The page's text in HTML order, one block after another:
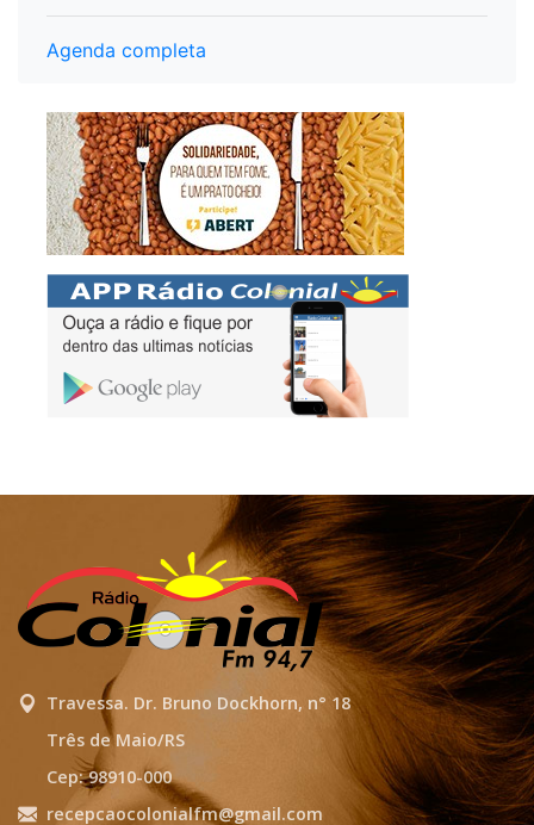
Agenda completa
Travessa. Dr. Bruno Dockhorn, n° 18
Três de Maio/RS
Cep: 98910-000
recepcaocolonialfm@gmail.com